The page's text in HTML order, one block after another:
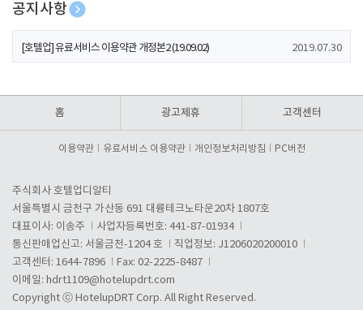
공지사항
[호텔업] 개인정보 처리방침 개정본1 (19.09.02)
[호텔업] 유료서비스 이용약관 개정본2 (19.09.02) 2019.07.30
홈 광고제휴 고객센터
이용약관 유료서비스 이용약관 개인정보처리방침 PC버전
주식회사 호텔업디알티
서울특별시 금천구 가산동 691 대륭테크노타운20차 1807호
대표이사: 이송주
사업자등록번호: 441-87-01934
통신판매업신고: 서울금천-1204 호
직업정보: J1206020200010
고객센터: 1644-7896
Fax: 02-2225-8487
이메일: hdrt1109@hotelupdrt.com
Copyright ⓒ HotelupDRT Corp. All Right Reserved.